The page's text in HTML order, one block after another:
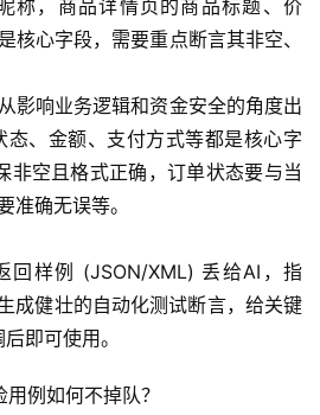
称，商品详情页的商品标题、价
核心字段，需要重点断言其非空、
影响业务逻辑和资金安全的角度出
、金额、支付方式等都是核心字
非空且格式正确，订单状态要与当
准确无误等。
回样例 (JSON/XML) 丢给AI，指
成健壮的自动化测试断言，给关键
即可使用。
例如何不掉队？